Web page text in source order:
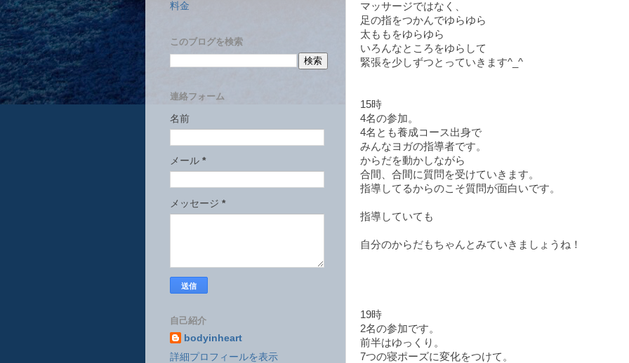
マッサージではなく、
足の指をつかんでゆらゆら
太ももをゆらゆら
いろんなところをゆらして
緊張を少しずつとっていきます^_^
15時
4名の参加。
4名とも養成コース出身で
みんなヨガの指導者です。
からだを動かしながら
合間、合間に質問を受けていきます。
指導してるからのこそ質問が面白いです。
指導していても
自分のからだもちゃんとみていきましょうね！
19時
2名の参加です。
前半はゆっくり。
7つの寝ポーズに変化をつけて。
料金
このブログを検索
連絡フォーム
名前
メール *
メッセージ *
自己紹介
bodyinheart
詳細プロフィールを表示